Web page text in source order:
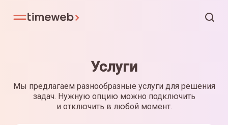
Услуги
Мы предлагаем разнообразные услуги для решения
задач. Нужную опцию можно подключить
и отключить в любой момент.